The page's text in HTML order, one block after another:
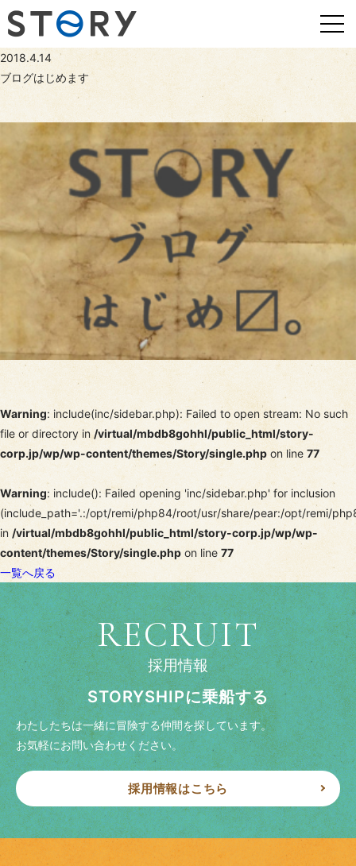
2018.4.14
ブログはじめます
Warning: include(inc/sidebar.php): Failed to open stream: No such
file or directory in/virtual/mbdb8gohhl/public_html/story-
corp.jp/wp/wp-content/themes/Story/single.php on line 77
Warning: include(): Failed opening 'inc/sidebar.php' for inclusion
(include_path='.:/opt/remi/php84/root/usr/share/pear:/opt/remi/
in /virtual/mbdb8gohhl/public_html/story-corp.jp/wp/wp-
content/themes/Story/single.php on line 77
一覧へ戻る
RECRUIT
採用情報
STORYSHIPに乗船する
わたしたちは一緒に冒険する仲間を探しています。
お気軽にお問い合わせください。
採用情報はこちら